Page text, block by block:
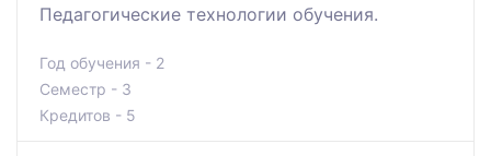
Педагогические технологии обучения.
Год обучения - 2
Семестр - 3
Кредитов - 5